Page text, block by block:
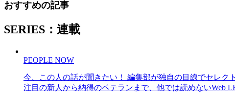
おすすめの記事
SERIES：連載
PEOPLE NOW
今、この人の話が聞きたい！ 編集部が独自の目線でセレク
注目の新人から納得のベテランまで、他では読めないWeb